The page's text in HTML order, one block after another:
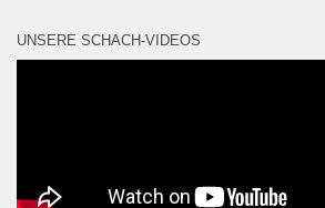
UNSERE SCHACH-VIDEOS